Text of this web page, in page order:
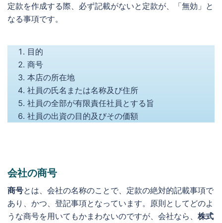
定款を作成する際、必ず記載がないと定款が、「無効」と
なる事項です。
目的
商号
本店の所在地
社員の氏名または名称及び住所
社員の全部が有限責任社員とする旨
社員の出資の目的及びその価額
会社の商号
商号とは、会社の名称のことで、定款の絶対的記載事項で
あり、かつ、登記事項となっています。原則としてどのよ
うな商号を用いてもかまわないのですが、会社なら、 株式